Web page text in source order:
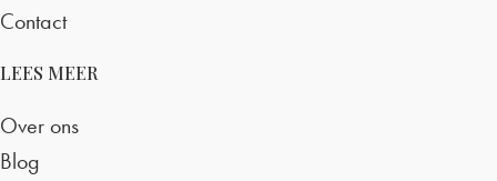
Contact
LEES MEER
Over ons
Blog